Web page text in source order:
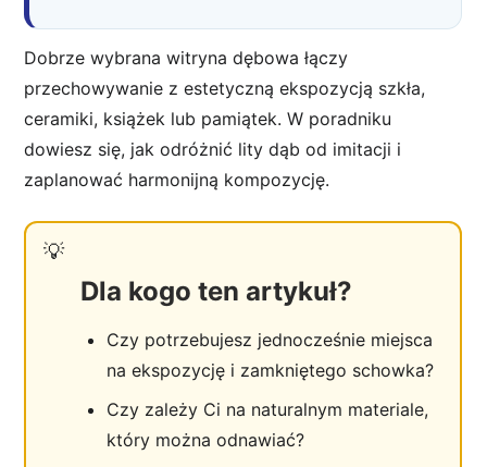
Dobrze wybrana witryna dębowa łączy
przechowywanie z estetyczną ekspozycją szkła,
ceramiki, książek lub pamiątek. W poradniku
dowiesz się, jak odróżnić lity dąb od imitacji i
zaplanować harmonijną kompozycję.
Dla kogo ten artykuł?
Czy potrzebujesz jednocześnie miejsca
na ekspozycję i zamkniętego schowka?
Czy zależy Ci na naturalnym materiale,
który można odnawiać?